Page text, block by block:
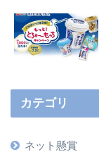
カテゴリ
ネット懸賞